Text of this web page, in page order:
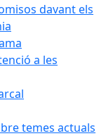
davant els
a les
temes actuals